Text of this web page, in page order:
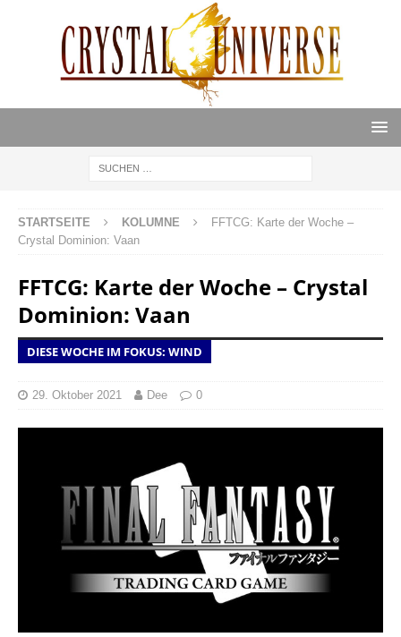
STARTSEITE KOLUMNE
FFTCG: Karte der Woche –
Crystal Dominion: Vaan
FFTCG: Karte der Woche – Crystal
Dominion: Vaan
DIESE WOCHE IM FOKUS: WIND
29. Oktober 2021 Dee 0